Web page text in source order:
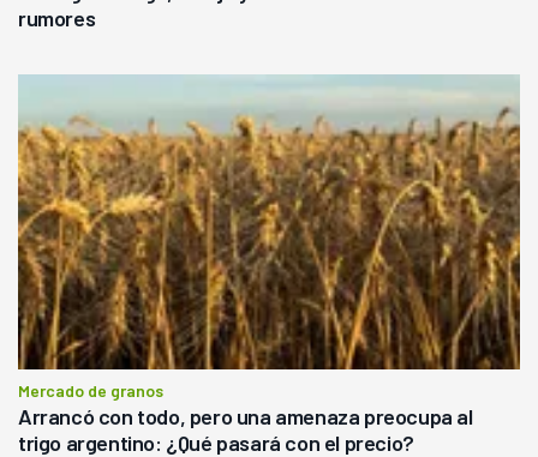
rumores
Mercado de granos
Arrancó con todo, pero una amenaza preocupa al
trigo argentino: ¿Qué pasará con el precio?